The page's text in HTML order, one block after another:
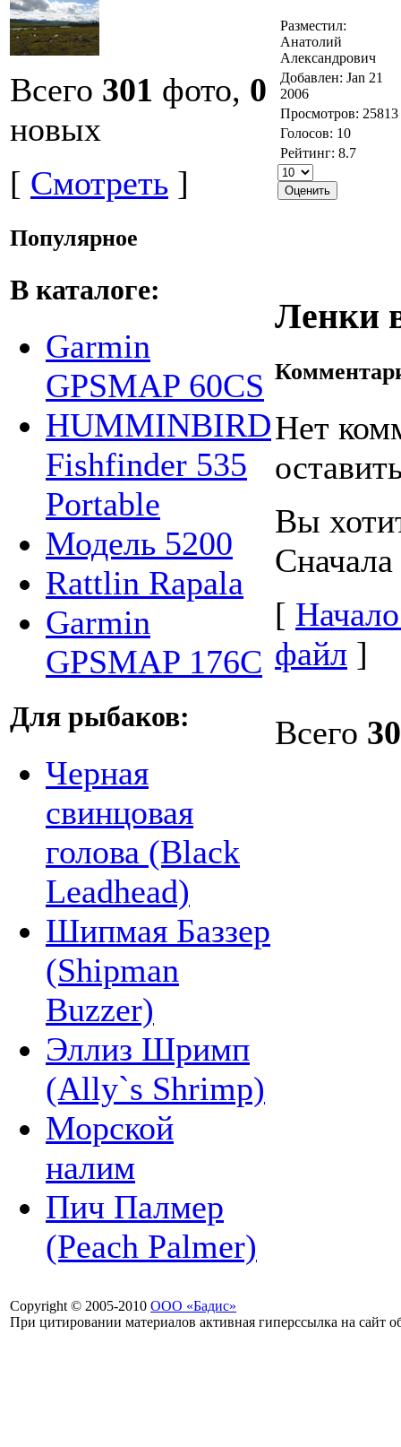
Всего 301 фото, 0
новых
[ Смотреть ]
Популярное
В каталоге:
Garmin
GPSMAP 60CS
HUMMINBIRD
Fishfinder 535
Portable
Модель 5200
Rattlin Rapala
Garmin
GPSMAP 176С
Для рыбаков:
Черная
свинцовая
голова (Black
Leadhead)
Шипмая Баззер
(Shipman
Buzzer)
Эллиз Шримп
(Ally`s Shrimp)
Морской
налим
Пич Палмер
(Peach Palmer)
Разместил:
Анатолий
Александрович
Добавлен: Jan 21
2006
Просмотров: 25813
Голосов: 10
Рейтинг: 8.7
Ленки
Нет
Вы
[
файл ]
Всего
Copyright © 2005-2010 ООО «Бадис»
При цитировании материалов активная гиперссылка на сайт